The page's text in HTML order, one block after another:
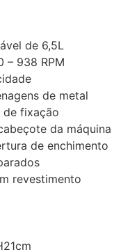
de 6,5L
– 938 RPM
de metal
de fixação
da máquina
de enchimento
revestimento